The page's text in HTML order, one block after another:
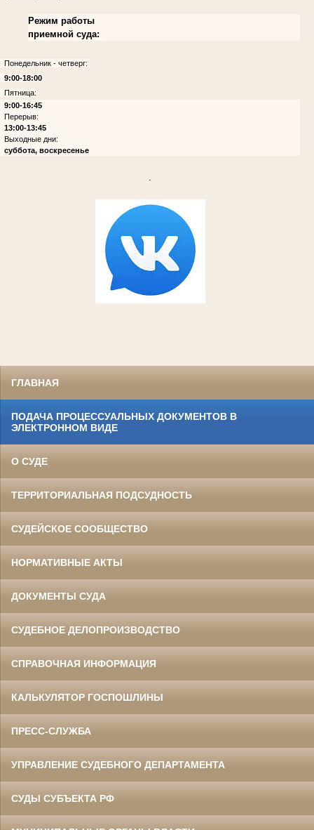
Режим работы
приемной суда:
Понедельник - четверг:
9:00-18:00
Пятница:
9:00-16:45
Перерыв:
13:00-13:45
Выходные дни:
суббота, воскресенье
ГЛАВНАЯ
ПОДАЧА ПРОЦЕССУАЛЬНЫХ ДОКУМЕНТОВ В
ЭЛЕКТРОННОМ ВИДЕ
О СУДЕ
ТЕРРИТОРИАЛЬНАЯ ПОДСУДНОСТЬ
СУДЕЙСКОЕ СООБЩЕСТВО
НОРМАТИВНЫЕ АКТЫ
ДОКУМЕНТЫ СУДА
СУДЕБНОЕ ДЕЛОПРОИЗВОДСТВО
СПРАВОЧНАЯ ИНФОРМАЦИЯ
КАЛЬКУЛЯТОР ГОСПОШЛИНЫ
ПРЕСС-СЛУЖБА
УПРАВЛЕНИЕ СУДЕБНОГО ДЕПАРТАМЕНТА
СУДЫ СУБЪЕКТА РФ